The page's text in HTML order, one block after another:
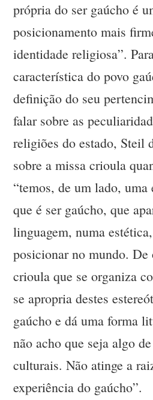
própria do ser gaúcho é
posicionamento mais
identidade religiosa”.
característica do povo
definição do seu
falar sobre as
religiões do estado, Steil
sobre a missa crioula
“temos, de um lado, uma
que é ser gaúcho, que
linguagem, numa
posicionar no mundo.
crioula que se organiza
se apropria destes
gaúcho e dá uma forma
não acho que seja algo
culturais. Não atinge a
experiência do gaúcho”.